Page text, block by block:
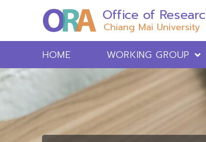
Office of
Chiang Mai University
HOME
WORKING GROUP